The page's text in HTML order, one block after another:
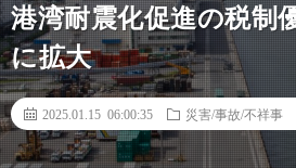
港湾耐震化促進の税制
に拡大
2025.01.15 06:00:35 災害/事故/不祥事